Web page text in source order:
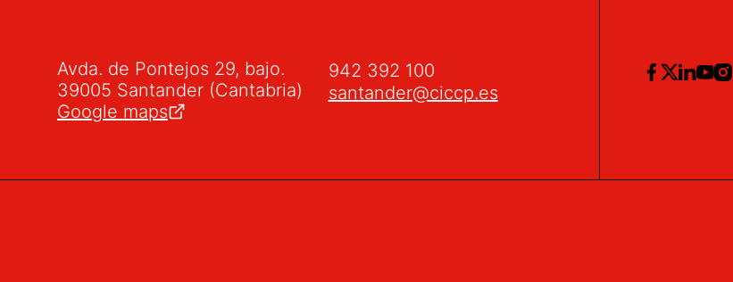
Avda. de Pontejos 29, bajo.
39005 Santander (Cantabria)
Google maps
942 392 100
santander@ciccp.es